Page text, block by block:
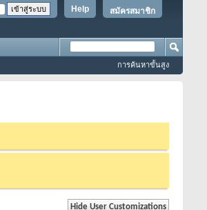
สมัครสมาชิก
Help
การค้นหาขั้นสูง